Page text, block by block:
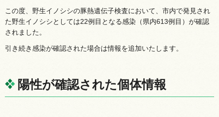
この度、野生イノシシの豚熱遺伝子検査において、市内で発見され
た野生イノシシとしては22例目となる感染（県内613例目）が確認
されました。
引き続き感染が確認された場合は情報を追加いたします。
陽性が確認された個体情報